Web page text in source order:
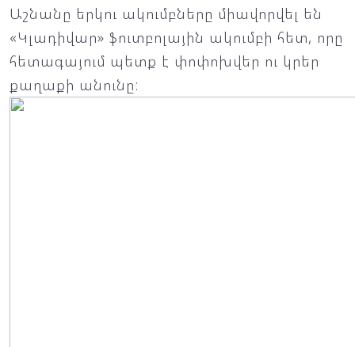
Աշնանը երկու ակումբները միավորվել են
«Կլադիվար» ֆուտբոլային ակումբի հետ, որը
հետագայում պետք է փոփոխվեր ու կրեր
քաղաքի անունը: